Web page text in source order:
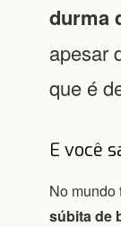
durma
apesar
que é
E você
No mundo
súbita de